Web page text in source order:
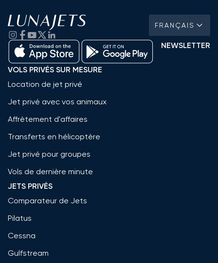
FRANÇAIS
NEWSLETTER
VOLS PRIVÉS SUR MESURE
Location de jet privé
Jet privé avec vos animaux
Affrètement d'affaires
Transferts en hélicoptère
Jet privé pour groupes
Vols de dernière minute
JETS PRIVÉS
Comparateur de Jets
Pilatus
Cessna
Gulfstream